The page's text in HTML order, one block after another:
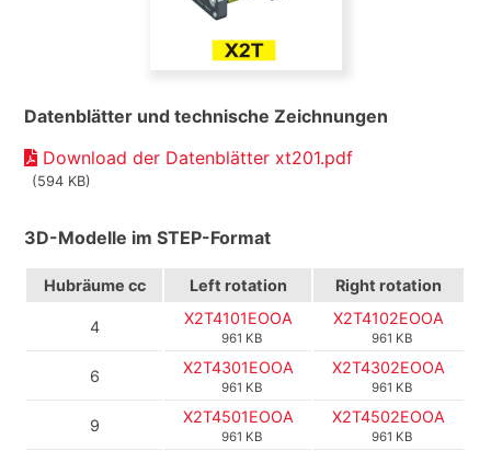
Datenblätter und technische Zeichnungen
Download der Datenblätter xt201.pdf
(594 KB)
3D-Modelle im STEP-Format
Hubräume cc Left rotation Right rotation
4 X2T4101EOOA
961 KB
X2T4102EOOA
961 KB
6 X2T4301EOOA
961 KB
X2T4302EOOA
961 KB
9 X2T4501EOOA
961 KB
X2T4502EOOA
961 KB